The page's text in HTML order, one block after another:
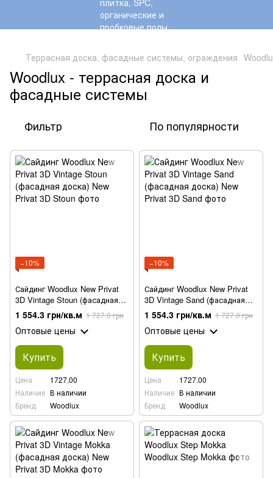
Террасная доска, фасадные системы, ограждения
Woodlux - террасная доска и
фасадные системы
Фильтр По популярности
−10%
Сайдинг Woodlux New Privat
3D Vintage Stoun (фасадная
доска)
1 554.3 грн/кв.м 1 727.0 грн
Оптовые цены
Купить
Цена
1727.00
Наличие В наличии
Бренд
Woodlux
−10%
Сайдинг Woodlux New Privat
3D Vintage Sand (фасадная
доска)
1 554.3 грн/кв.м 1 727.0 грн
Оптовые цены
Купить
Цена
1727.00
Наличие В наличии
Бренд
Woodlux